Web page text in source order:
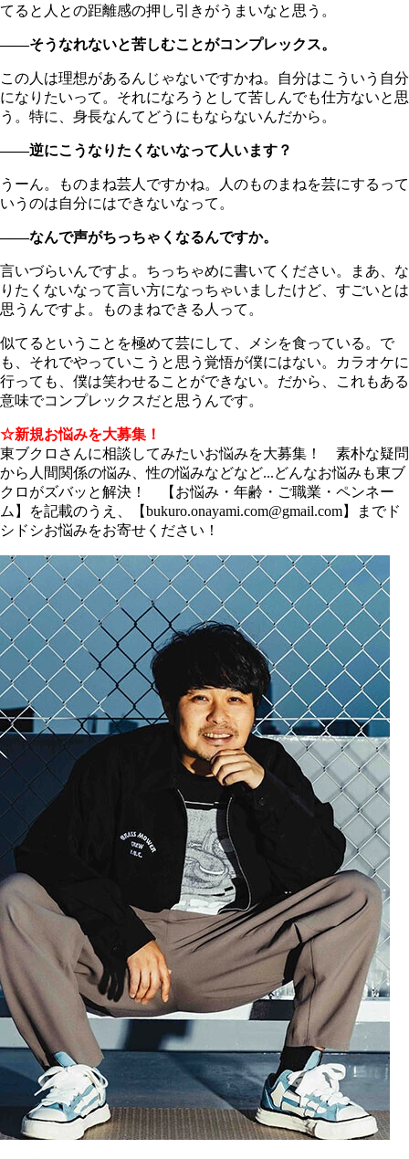
てると人との距離感の押し引きがうまいなと思う。
――そうなれないと苦しむことがコンプレックス。
この人は理想があるんじゃないですかね。自分はこういう自分
になりたいって。それになろうとして苦しんでも仕方ないと思
う。特に、身長なんてどうにもならないんだから。
――逆にこうなりたくないなって人います？
うーん。ものまね芸人ですかね。人のものまねを芸にするって
いうのは自分にはできないなって。
――なんで声がちっちゃくなるんですか。
言いづらいんですよ。ちっちゃめに書いてください。まあ、な
りたくないなって言い方になっちゃいましたけど、すごいとは
思うんですよ。ものまねできる人って。
似てるということを極めて芸にして、メシを食っている。で
も、それでやっていこうと思う覚悟が僕にはない。カラオケに
行っても、僕は笑わせることができない。だから、これもある
意味でコンプレックスだと思うんです。
☆新規お悩みを大募集！
東ブクロさんに相談してみたいお悩みを大募集！ 素朴な疑問
から人間関係の悩み、性の悩みなどなど...どんなお悩みも東ブ
クロがズバッと解決！ 【お悩み・年齢・ご職業・ペンネー
ム】を記載のうえ、【bukuro.onayami.com@gmail.com】までド
シドシお悩みをお寄せください！